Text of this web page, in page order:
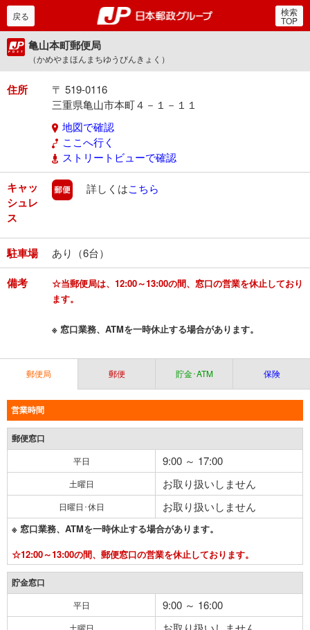
郵便局・日本郵政グルー
戻る 検索
TOP
亀山本町郵便局
（かめやまほんまちゆうびんきょく）
住所
〒 519-0116
三重県亀山市本町４－１－１１
地図で確認
ここへ行く
ストリートビューで確認
キャッ
シュレ
ス
郵便
詳しくはこちら
駐車場 あり（6台）
備考
☆当郵便局は、12:00～13:00の間、窓口の営業を休止しており
ます。
※ 窓口業務、ATMを一時休止する場合があります。
郵便局 郵便 貯金･ATM 保険
営業時間
郵便窓口
平日 9:00 ～ 17:00
土曜日 お取り扱いしません
日曜日･休日 お取り扱いしません
※ 窓口業務、ATMを一時休止する場合があります。
☆12:00～13:00の間、郵便窓口の営業を休止しております。
貯金窓口
平日 9:00 ～ 16:00
土曜日